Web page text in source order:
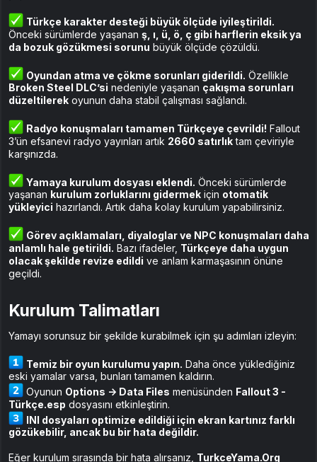
Türkçe karakter desteği büyük ölçüde iyileştirildi.
Önceki sürümlerde yaşanan ş, ı, ü, ö, ç gibi harflerin eksik ya
da bozuk gözükmesi sorunu büyük ölçüde çözüldü.
Oyundan atma ve çökme sorunları giderildi. Özellikle
Broken Steel DLC’si nedeniyle yaşanan çakışma sorunları
düzeltilerek oyunun daha stabil çalışması sağlandı.
Radyo konuşmaları tamamen Türkçeye çevrildi! Fallout
3’ün efsanevi radyo yayınları artık 2660 satırlıktam çeviriyle
karşınızda.
Yamaya kurulum dosyası eklendi. Önceki sürümlerde
yaşanan kurulum zorluklarını gidermek için otomatik
yükleyici hazırlandı. Artık daha kolay kurulum yapabilirsiniz.
Görev açıklamaları, diyaloglar ve NPC konuşmaları daha
anlamlı hale getirildi. Bazı ifadeler, Türkçeye daha uygun
olacak şekilde revize edildi ve anlam karmaşasının önüne
geçildi.
Kurulum Talimatları
Yamayı sorunsuz bir şekilde kurabilmek için şu adımları izleyin:
Temiz bir oyun kurulumu yapın. Daha önce yüklediğiniz
eski yamalar varsa, bunları tamamen kaldırın.
Oyunun Options -> Data Files menüsünden Fallout 3 -
Türkçe.esp dosyasını etkinleştirin.
INI dosyaları optimize edildiği için ekran kartınız farklı
gözükebilir, ancak bu bir hata değildir.
Eğer kurulum sırasında bir hata alırsanız, TurkceYama.Org